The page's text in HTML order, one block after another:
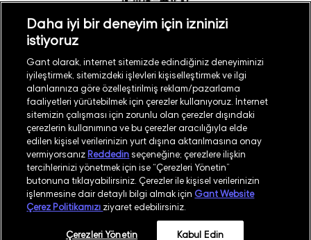
Türkiye Mağaza Bul
©2026GANT
İşlem Rehberi Site Haritası
Güvenlik Politikası Kullanım Koşulları
Whatsapp Aydınlatma Metni
Daha iyi bir deneyim için izninizi
istiyoruz
Gant olarak, internet sitemizde edindiğiniz deneyiminizi
iyileştirmek, sitemizdeki işlevleri kişiselleştirmek ve ilgi
alanlarınıza göre özelleştirilmiş reklam/pazarlama
faaliyetleri yürütebilmek için çerezler kullanıyoruz. İnternet
sitemizin çalışması için zorunlu olan çerezler dışındaki
çerezlerin kullanımına ve bu çerezler aracılığıyla elde
edilen kişisel verilerinizin yurt dışına aktarılmasına onay
vermiyorsanız Reddedin seçeneğine; çerezlere ilişkin
tercihlerinizi yönetmek için ise “Çerezleri Yönetin”
butonuna tıklayabilirsiniz. Çerezler ile kişisel verilerinizin
işlenmesine dair detaylı bilgi almak için Gant Website
Çerez Politikamızı ziyaret edebilirsiniz.
Çerezleri Yönetin Kabul Edin